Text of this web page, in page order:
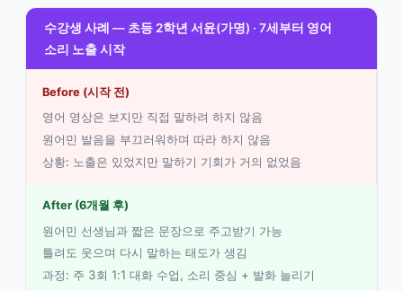
수강생 사례 — 초등 2학년 서윤(가명) · 7세부터 영어
소리 노출 시작
Before (시작 전)
영어 영상은 보지만 직접 말하려 하지 않음
원어민 발음을 부끄러워하며 따라 하지 않음
상황: 노출은 있었지만 말하기 기회가 거의 없었음
After (6개월 후)
원어민 선생님과 짧은 문장으로 주고받기 가능
틀려도 웃으며 다시 말하는 태도가 생김
과정: 주 3회 1:1 대화 수업, 소리 중심 + 발화 늘리기